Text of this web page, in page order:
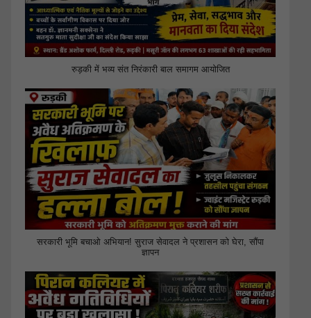
रुड़की में भव्य संत निरंकारी बाल समागम आयोजित
सरकारी भूमि बचाओ अभियान! सुराज सेवादल ने प्रशासन को घेरा, सौंपा
ज्ञापन